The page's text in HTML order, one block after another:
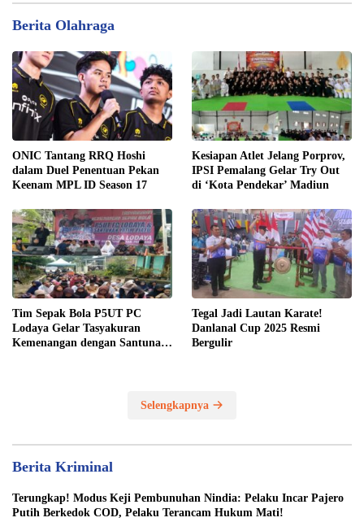
Berita Olahraga
ONIC Tantang RRQ Hoshi
dalam Duel Penentuan Pekan
Keenam MPL ID Season 17
Kesiapan Atlet Jelang Porprov,
IPSI Pemalang Gelar Try Out
di ‘Kota Pendekar’ Madiun
Tim Sepak Bola P5UT PC
Lodaya Gelar Tasyakuran
Kemenangan dengan Santunan
Tegal Jadi Lautan Karate!
Danlanal Cup 2025 Resmi
Bergulir
Selengkapnya
Berita Kriminal
Terungkap! Modus Keji Pembunuhan Nindia: Pelaku Incar Pajero
Putih Berkedok COD, Pelaku Terancam Hukum Mati!